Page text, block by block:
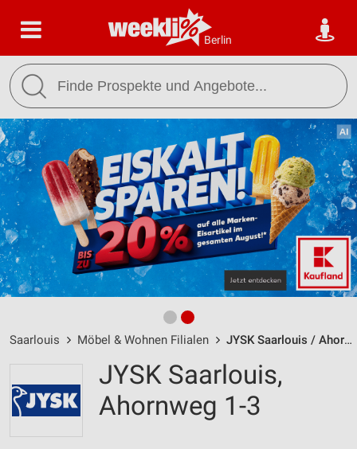
Berlin
Saarlouis Möbel & Wohnen Filialen JYSK Saarlouis / Ahornweg 1-3 - Öffnungszeiten & Adresse
JYSK Saarlouis,
Ahornweg 1-3